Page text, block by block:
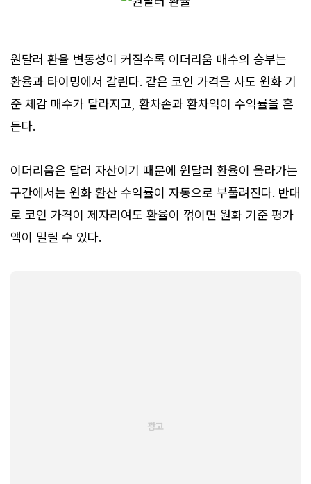
원달러 환율 변동성이 커질수록 이더리움 매수의 승부는
환율과 타이밍에서 갈린다. 같은 코인 가격을 사도 원화 기
준 체감 매수가 달라지고, 환차손과 환차익이 수익률을 흔
든다.
이더리움은 달러 자산이기 때문에 원달러 환율이 올라가는
구간에서는 원화 환산 수익률이 자동으로 부풀려진다. 반대
로 코인 가격이 제자리여도 환율이 꺾이면 원화 기준 평가
액이 밀릴 수 있다.